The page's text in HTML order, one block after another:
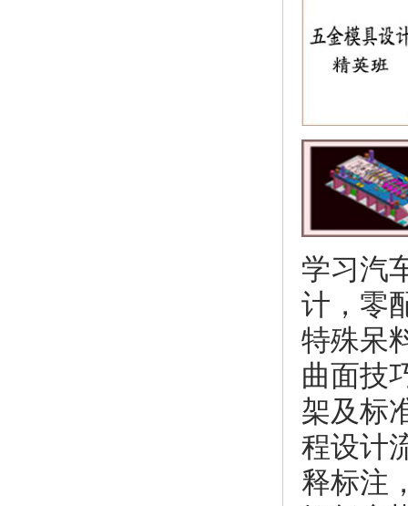
学习汽
计， 零
特殊呆
曲面技
架及标
程设计
释标注